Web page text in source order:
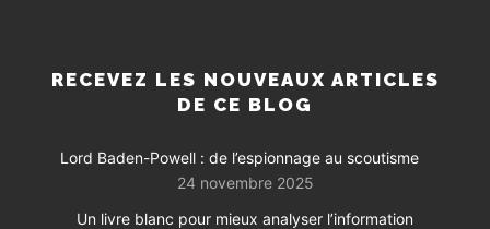
RECEVEZ LES NOUVEAUX ARTICLES
DE CE BLOG
Lord Baden-Powell : de l’espionnage au scoutisme
24 novembre 2025
Un livre blanc pour mieux analyser l’information